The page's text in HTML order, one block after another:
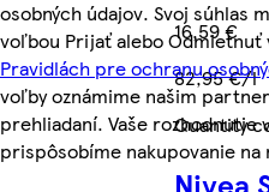
osobných údajov. Svoj súhlas
voľbou Prijať alebo
Pravidlách pre ochranu
voľby oznámime našim
prehliadaní. Vaše rozhodnutie
prispôsobíme nakupovanie na
16,59 €
82,95 €/l
Quantity
Nivea